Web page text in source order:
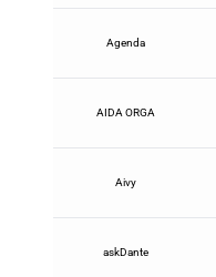
Agenda
AIDA ORGA
Aivy
askDante